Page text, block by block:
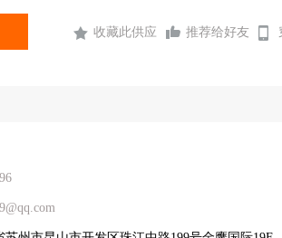
收藏此供应 推荐给好友